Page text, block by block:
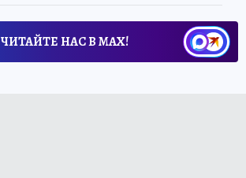
ЧИТАЙТЕ НАС В МАХ!